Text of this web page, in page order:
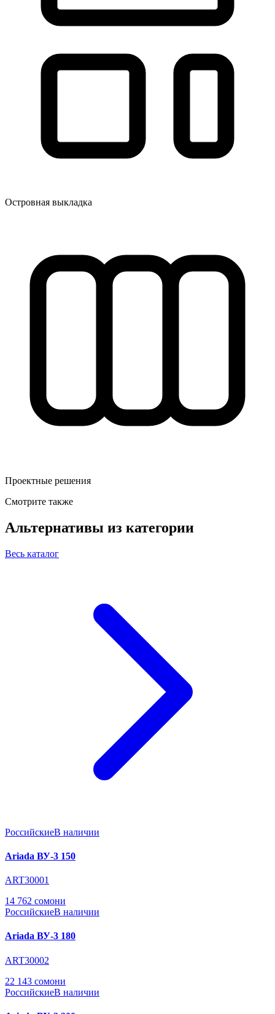
Островная выкладка
Проектные решения
Смотрите также
Альтернативы из категории
Весь каталог
РоссийскиеВ наличии
Ariada ВУ-3 150
ART30001
14 762 сомони
РоссийскиеВ наличии
Ariada ВУ-3 180
ART30002
22 143 сомони
РоссийскиеВ наличии